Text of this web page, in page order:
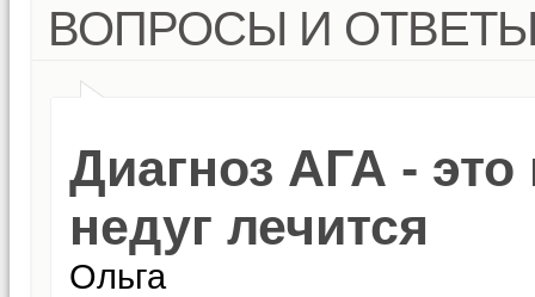
ВОПРОСЫ И
Диагноз АГА - это
недуг лечится
Ольга